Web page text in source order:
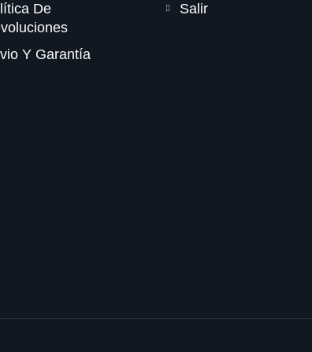
De
Y Garantía
Salir